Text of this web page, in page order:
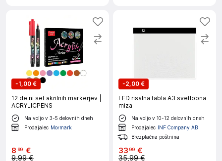
-1,00 €
12 delni set akrilnih markerjev |
ACRYLICPENS
Na voljo v 3-5 delovnih dneh
Prodajalec Mormark
8 99 €
9,99 €
-2,00 €
LED risalna tabla A3 svetlobna
miza
Na voljo v 10-12 delovnih dneh
Prodajalec INF Company AB
Brezplačna poštnina
3399 €
35,99 €